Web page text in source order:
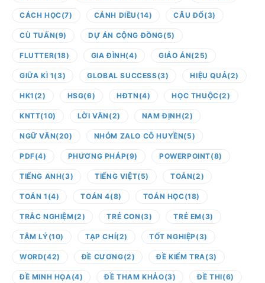
CÁCH HỌC(7) CÁNH DIỀU (14) CÂU ĐỐ(3)
CÙ TUẤN(9) DỰ ÁN CỘNG ĐỒNG(5)
FLUTTER(18) GIA ĐÌNH(4) GIÁO ÁN(25)
GIỮA KÌ 1(3) GLOBAL SUCCESS(3) HIỆU QUẢ(2)
HK1 (2) HSG(6) HĐTN (4) HỌC THUỘC(2)
KNTT(10) LỜI VĂN (2) NAM ĐỊNH(2)
NGỮ VĂN(20) NHÓM ZALO CÔ HUYỀN(5)
PDF(4) PHƯƠNG PHÁP(9) POWERPOINT(8)
TIẾNG ANH(3) TIẾNG VIỆT(5) TOÁN(2)
TOÁN 1 (4) TOÁN 4(8) TOÁN HỌC(18)
TRẮC NGHIỆM(2) TRẺ CON (3) TRẺ EM(3)
TÂM LÝ(10) TẠP CHÍ(2) TỐT NGHIỆP(3)
WORD(42) ĐỀ CƯƠNG(2) ĐỀ KIỂM TRA(3)
ĐỀ MINH HỌA(4) ĐỀ THAM KHẢO(3) ĐỀ THI(6)